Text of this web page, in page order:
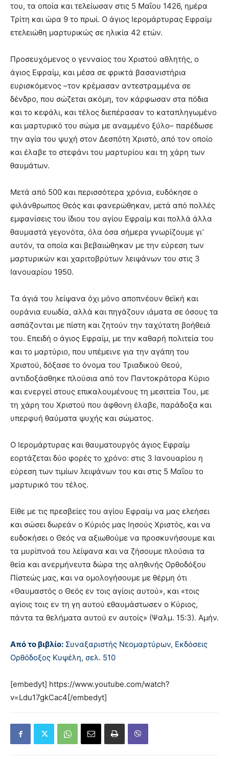
του, τα οποία και τελείωσαν στις 5 Μαΐου 1426, ημέρα
Τρίτη και ώρα 9 το πρωί. Ο άγιος Ιερομάρτυρας Εφραίμ
ετελειώθη μαρτυρικώς σε ηλικία 42 ετών.
Προσευχόμενος ο γενναίος του Χριστού αθλητής, ο
άγιος Εφραίμ, και μέσα σε φρικτά βασανιστήρια
ευρισκόμενος –τον κρέμασαν αντεστραμμένα σε
δένδρο, που σώζεται ακόμη, τον κάρφωσαν στα πόδια
και το κεφάλι, και τέλος διεπέρασαν το καταπληγωμένο
και μαρτυρικό του σώμα με αναμμένο ξύλο– παρέδωσε
την αγία του ψυχή στον Δεσπότη Χριστό, από τον οποίο
και έλαβε το στεφάνι του μαρτυρίου και τη χάρη των
θαυμάτων.
Μετά από 500 και περισσότερα χρόνια, ευδόκησε ο
φιλάνθρωπος Θεός και φανερώθηκαν, μετά από πολλές
εμφανίσεις του ίδιου του αγίου Εφραίμ και πολλά άλλα
θαυμαστά γεγονότα, όλα όσα σήμερα γνωρίζουμε γι’
αυτόν, τα οποία και βεβαιώθηκαν με την εύρεση των
μαρτυρικών και χαριτοβρύτων λειψάνων του στις 3
Ιανουαρίου 1950.
Τα άγιά του λείψανα όχι μόνο αποπνέουν θεϊκή και
ουράνια ευωδία, αλλά και πηγάζουν ιάματα σε όσους τα
ασπάζονται με πίστη και ζητούν την ταχύτατη βοήθειά
του. Επειδή ο άγιος Εφραίμ, με την καθαρή πολιτεία του
και το μαρτύριο, που υπέμεινε για την αγάπη του
Χριστού, δόξασε το όνομα του Τριαδικού Θεού,
αντιδοξάσθηκε πλούσια από τον Παντοκράτορα Κύριο
και ενεργεί στους επικαλουμένους τη μεσιτεία Του, με
τη χάρη του Χριστού που άφθονη έλαβε, παράδοξα και
υπερφυή θαύματα ψυχής και σώματος.
Ο Ιερομάρτυρας και θαυματουργός άγιος Εφραίμ
εορτάζεται δύο φορές το χρόνο: στις 3 Ιανουαρίου η
εύρεση των τιμίων λειψάνων του και στις 5 Μαΐου το
μαρτυρικό του τέλος.
Είθε με τις πρεσβείες του αγίου Εφραίμ να μας ελεήσει
και σώσει δωρεάν ο Κύριός μας Ιησούς Χριστός, και να
ευδοκήσει ο Θεός να αξιωθούμε να προσκυνήσουμε και
τα μυρίπνοά του λείψανα και να ζήσουμε πλούσια τα
θεία και ανερμήνευτα δώρα της αληθινής Ορθοδόξου
Πίστεώς μας, και να ομολογήσουμε με θέρμη ότι
«Θαυμαστός ο Θεός εν τοις αγίοις αυτού», και «τοις
αγίοις τοις εν τη γη αυτού εθαυμάστωσεν ο Κύριος,
πάντα τα θελήματα αυτού εν αυτοίς» (Ψαλμ. 15:3). Αμήν.
Από το βιβλίο: Συναξαριστής Νεομαρτύρων, Εκδόσεις
Ορθόδοξος Κυψέλη, σελ. 510
[embedyt] https://www.youtube.com/watch?
v=Ldu17gkCac4[/embedyt]